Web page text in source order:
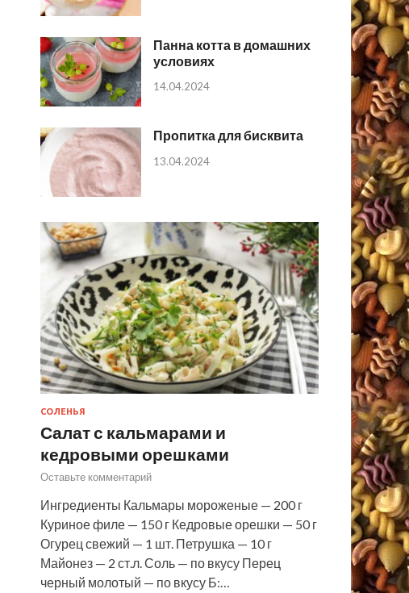
Панна котта в домашних
условиях
14.04.2024
Пропитка для бисквита
13.04.2024
СОЛЕНЬЯ
Салат с кальмарами и
кедровыми орешками
Оставьте комментарий
Ингредиенты Кальмары мороженые — 200 г
Куриное филе — 150 г Кедровые орешки — 50 г
Огурец свежий — 1 шт. Петрушка — 10 г
Майонез — 2 ст.л. Соль — по вкусу Перец
черный молотый — по вкусу Б:…